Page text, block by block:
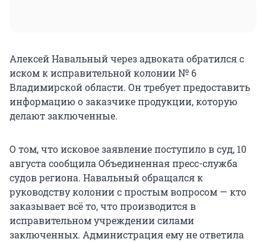
Алексей Навальный через адвоката обратился с
иском к исправительной колонии № 6
Владимирской области. Он требует предоставить
информацию о заказчике продукции, которую
делают заключенные.
О том, что исковое заявление поступило в суд, 10
августа сообщила Объединенная пресс-служба
судов региона. Навальный обращался к
руководству колонии с простым вопросом — кто
заказывает всё то, что производится в
исправительном учреждении силами
заключенных. Администрация ему не ответила